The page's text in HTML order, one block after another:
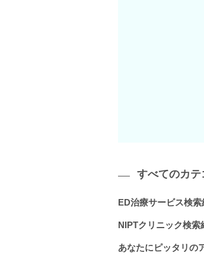
すべてのカテ
ED治療サービス検索
NIPTクリニック検索
あなたにピッタリの